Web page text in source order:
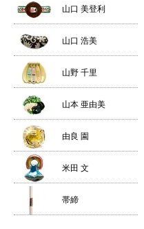
山口 美登利
山口 浩美
山野 千里
山本 亜由美
由良 園
米田 文
帯締